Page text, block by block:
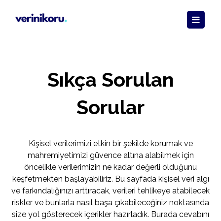
Sıkça Sorulan
Sorular
Kişisel verilerimizi etkin bir şekilde korumak ve
mahremiyetimizi güvence altına alabilmek için
öncelikle verilerimizin ne kadar değerli olduğunu
keşfetmekten başlayabiliriz. Bu sayfada kişisel veri algı
ve farkındalığınızı arttıracak, verileri tehlikeye atabilecek
riskler ve bunlarla nasıl başa çıkabileceğiniz noktasında
size yol gösterecek içerikler hazırladık. Burada cevabını